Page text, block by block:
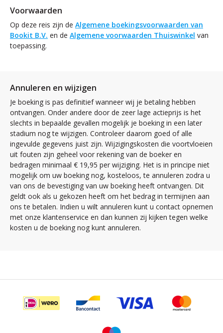
Voorwaarden
Op deze reis zijn de Algemene boekingsvoorwaarden van
Bookit B.V. en de Algemene voorwaarden Thuiswinkel van
toepassing.
Annuleren en wijzigen
Je boeking is pas definitief wanneer wij je betaling hebben
ontvangen. Onder andere door de zeer lage actieprijs is het
slechts in bepaalde gevallen mogelijk je boeking in een later
stadium nog te wijzigen. Controleer daarom goed of alle
ingevulde gegevens juist zijn. Wijzigingskosten die voortvloeien
uit fouten zijn geheel voor rekening van de boeker en
bedragen minimaal € 19,95 per wijziging. Het is in principe niet
mogelijk om uw boeking nog, kosteloos, te annuleren zodra u
van ons de bevestiging van uw boeking heeft ontvangen. Dit
geldt ook als u gekozen heeft om het bedrag in termijnen aan
ons te betalen. Indien u wilt annuleren kunt u contact opnemen
met onze klantenservice en dan kunnen zij kijken tegen welke
kosten u de boeking nog kunt annuleren.